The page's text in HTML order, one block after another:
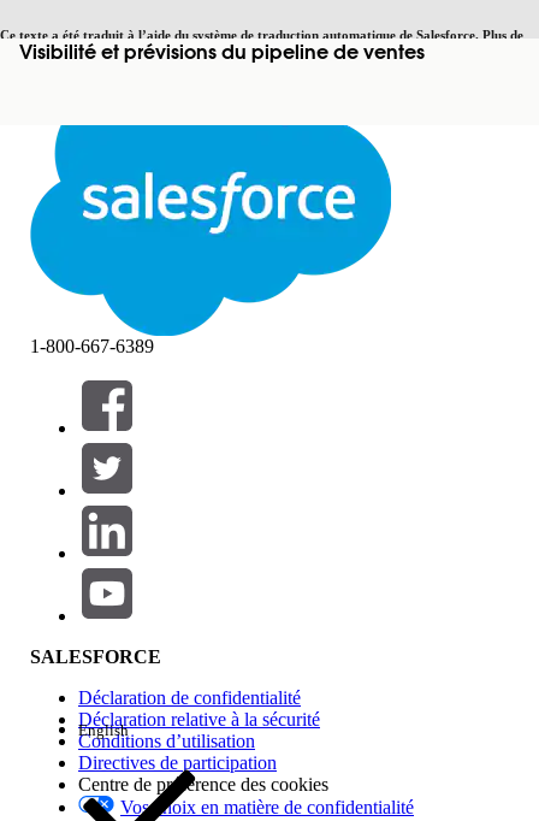
Ce texte a été traduit à l’aide du système de traduction automatique de Salesforce. Plus de
détails, consultez <cette page
Basculer vers la page en anglais
Fermer
Visibilité et prévisions du pipeline de ventes
Filtres (0)
SÉLECTIONNER DES FILTRES
Gamme de produits
Impact des fonctionnalités
Edition
1-800-667-6389
SALESFORCE
Déclaration de confidentialité
Déclaration relative à la sécurité
Conditions d’utilisation
Directives de participation
Centre de préférence des cookies
Vos choix en matière de confidentialité
English